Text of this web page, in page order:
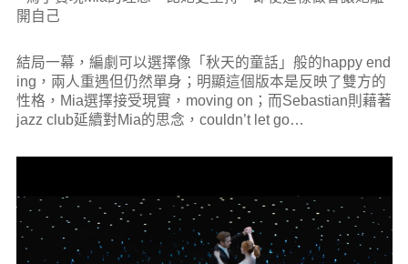
開自己
結局一幕，編劇可以選擇像「秋天的童話」般的happy end
ing，兩人重遇但仍然單身；明顯這個版本是反映了雙方的
性格，Mia選擇接受現實，moving on；而Sebastian則藉著
jazz club延續對Mia的思念，couldn’t let go…